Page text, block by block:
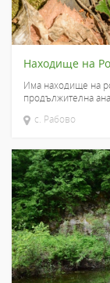
Находище на
Има находище на
продължителна
с. Рабово